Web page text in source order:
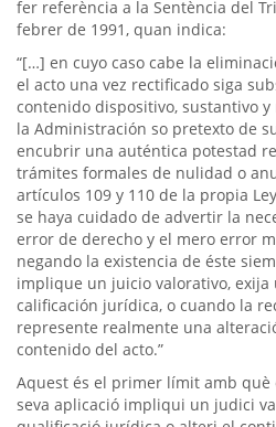
fer referència a la Sentència del
febrer de 1991, quan indica:
“[…] en cuyo caso cabe la
el acto una vez rectificado siga
contenido dispositivo, sustantivo
la Administración so pretexto de
encubrir una auténtica potestad
trámites formales de nulidad o
artículos 109 y 110 de la propia
se haya cuidado de advertir la
error de derecho y el mero error
negando la existencia de éste
implique un juicio valorativo, exija
calificación jurídica, o cuando la
represente realmente una
contenido del acto.”
Aquest és el primer límit amb
seva aplicació impliqui un judici